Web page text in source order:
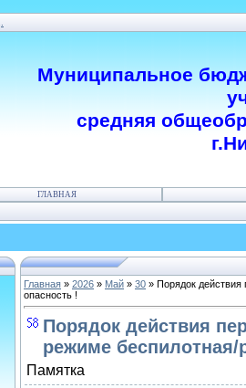
Муниципальное
средняя
ГЛАВНАЯ
Главная » 2026 » Май » 30 » Порядок действия
опасность !
Порядок действия
режиме беспилотная/
Памятка